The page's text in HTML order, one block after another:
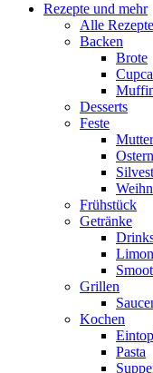
Rezepte und mehr
Alle Rezepte
Backen
Brote
Desserts
Feste
Ostern
Frühstück
Getränke
Grillen
Kochen
Pasta